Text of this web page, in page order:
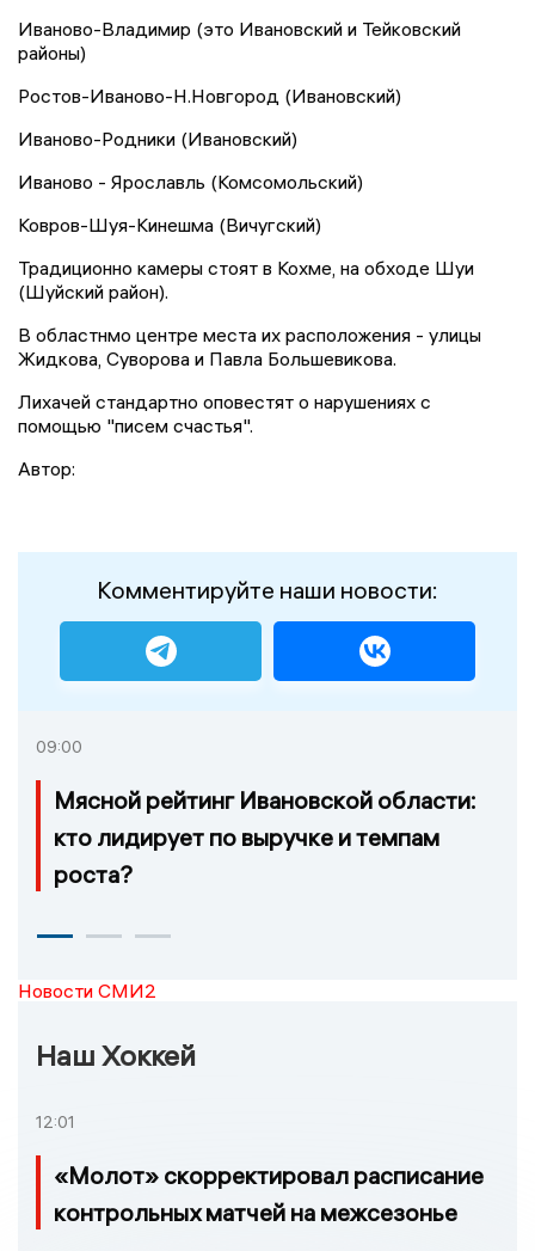
Иваново-Владимир (это Ивановский и Тейковский
районы)
Ростов-Иваново-Н.Новгород (Ивановский)
Иваново-Родники (Ивановский)
Иваново - Ярославль (Комсомольский)
Ковров-Шуя-Кинешма (Вичугский)
Традиционно камеры стоят в Кохме, на обходе Шуи
(Шуйский район).
В областнмо центре места их расположения - улицы
Жидкова, Суворова и Павла Большевикова.
Лихачей стандартно оповестят о нарушениях с
помощью "писем счастья".
Автор:
Комментируйте наши новости:
09:00
Мясной рейтинг Ивановской области:
кто лидирует по выручке и темпам
роста?
Новости СМИ2
Наш Хоккей
12:01
«Молот» скорректировал расписание
контрольных матчей на межсезонье